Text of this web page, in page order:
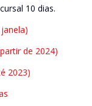
10 dias.
de 2024)
2023)